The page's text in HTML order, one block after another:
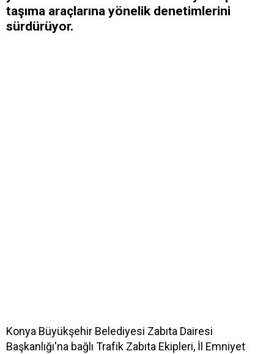
taşıma araçlarına yönelik denetimlerini
sürdürüyor.
Konya Büyükşehir Belediyesi Zabıta Dairesi
Başkanlığı'na bağlı Trafik Zabıta Ekipleri, İl Emniyet